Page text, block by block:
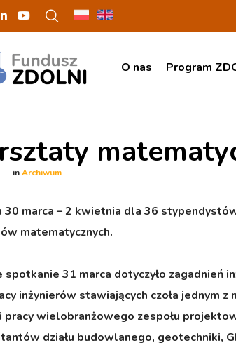
O nas Program
inArchiwum
30 marca – 2 kwietnia dla 36
matematycznych.
spotkanie 31 marca dotyczyło zagadnień
inżynierów stawiających czoła jednym
pracy wielobranżowego zespołu
działu budowlanego, geotechniki,